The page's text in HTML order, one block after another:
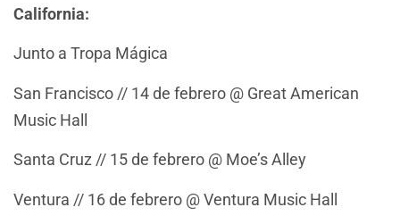
California:
Junto a Tropa Mágica
San Francisco // 14 de febrero @ Great American
Music Hall
Santa Cruz // 15 de febrero @ Moe’s Alley
Ventura // 16 de febrero @ Ventura Music Hall